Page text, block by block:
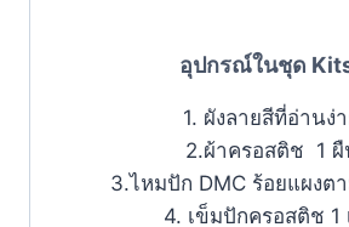
อุปกรณ์ในชุด
1. ผังลายสีที่อ่านง่
2.ผ้าครอสติช 1
3.ไหมปัก DMC ร้อยแผงต
4. เข็มปักครอสติช 1